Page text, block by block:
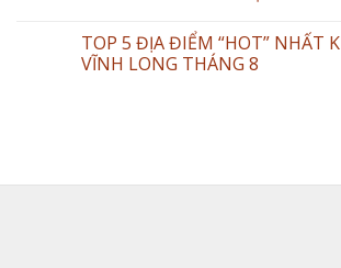
TOP 5 ĐỊA ĐIỂM “HOT” NHẤT
VĨNH LONG THÁNG 8